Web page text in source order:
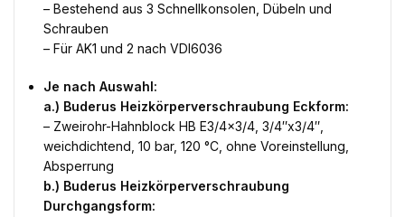
– Bestehend aus 3 Schnellkonsolen, Dübeln und
Schrauben
– Für AK1 und 2 nach VDI6036
Je nach Auswahl:
a.) Buderus Heizkörperverschraubung Eckform:
– Zweirohr-Hahnblock HB E3/4×3/4, 3/4″x3/4″,
weichdichtend, 10 bar, 120 °C, ohne Voreinstellung,
Absperrung
b.) Buderus Heizkörperverschraubung
Durchgangsform: